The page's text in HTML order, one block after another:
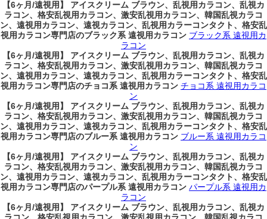
【6ヶ月/遠視用】 アイスクリーム ブラウン、乱視用カラコン、乱視カ
ラコン、格安乱視用カラコン、激安乱視用カラコン、韓国乱視カラコ
ン、遠視用カラコン、遠視カラコン、乱視用カラーコンタクト、格安乱
視用カラコン専門店のブラック系 遠視用カラコン ブラック系 遠視用カ
ラコン
【6ヶ月/遠視用】 アイスクリーム ブラウン、乱視用カラコン、乱視カ
ラコン、格安乱視用カラコン、激安乱視用カラコン、韓国乱視カラコ
ン、遠視用カラコン、遠視カラコン、乱視用カラーコンタクト、格安乱
視用カラコン専門店のチョコ系 遠視用カラコン チョコ系 遠視用カラコ
ン
【6ヶ月/遠視用】 アイスクリーム ブラウン、乱視用カラコン、乱視カ
ラコン、格安乱視用カラコン、激安乱視用カラコン、韓国乱視カラコ
ン、遠視用カラコン、遠視カラコン、乱視用カラーコンタクト、格安乱
視用カラコン専門店のブルー系 遠視用カラコン ブルー系 遠視用カラコ
ン
【6ヶ月/遠視用】 アイスクリーム ブラウン、乱視用カラコン、乱視カ
ラコン、格安乱視用カラコン、激安乱視用カラコン、韓国乱視カラコ
ン、遠視用カラコン、遠視カラコン、乱視用カラーコンタクト、格安乱
視用カラコン専門店のパープル系 遠視用カラコン パープル系 遠視用カ
ラコン
【6ヶ月/遠視用】 アイスクリーム ブラウン、乱視用カラコン、乱視カ